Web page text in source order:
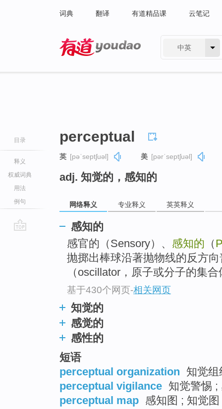
词典 翻译 有道精品课 云笔记
中英
目录
释义
权威词典
用法
例句
perceptual
英 [pəˈseptʃuəl] 美 [pərˈseptʃuəl]
adj. 知觉的，感知的
网络释义 专业释义 英英释义
感知的
感官的（Sensory）、 感知的 （
抛掷出棒球沿著抛物线的反方
（oscillator，原子或分子的集
基于430个网页-相关网页
知觉的
感觉的
感性的
短语
perceptual organization 知觉
perceptual vigilance 知觉警惕 ;
perceptual map 感知图 ; 知觉